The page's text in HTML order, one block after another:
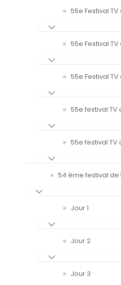
55e Festival
55e Festival
55e Festival
55e festival TV
55e festival
54 ème festival
Jour 1
Jour 2
Jour 3